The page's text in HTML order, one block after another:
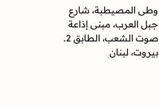
وطى المصيطبة، شارع
جبل العرب، مبنى إذاعة
صوت الشعب، الطابق 2.
بيروت، لبنان